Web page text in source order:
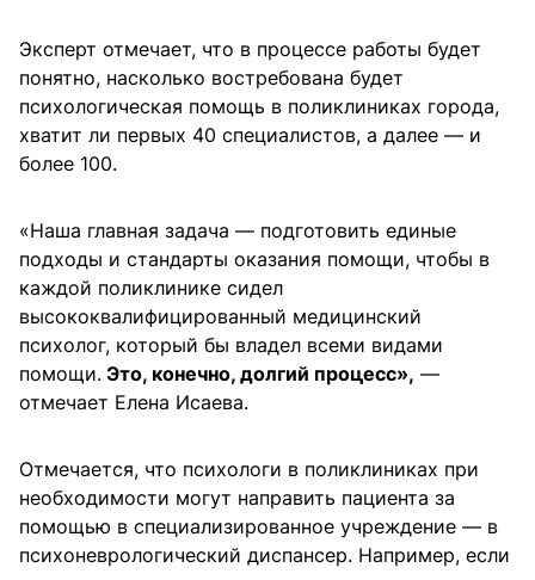
Эксперт отмечает, что в процессе работы будет
понятно, насколько востребована будет
психологическая помощь в поликлиниках города,
хватит ли первых 40 специалистов, а далее — и
более 100.
«Наша главная задача — подготовить единые
подходы и стандарты оказания помощи, чтобы в
каждой поликлинике сидел
высококвалифицированный медицинский
психолог, который бы владел всеми видами
помощи. Это, конечно, долгий процесс», —
отмечает Елена Исаева.
Отмечается, что психологи в поликлиниках при
необходимости могут направить пациента за
помощью в специализированное учреждение — в
психоневрологический диспансер. Например, если